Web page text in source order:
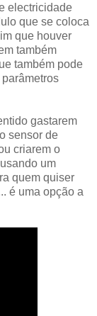
electricidade
que se coloca
que houver
também
também pode
gastarem
sensor de
criarem o
um
quem quiser
é uma opção a